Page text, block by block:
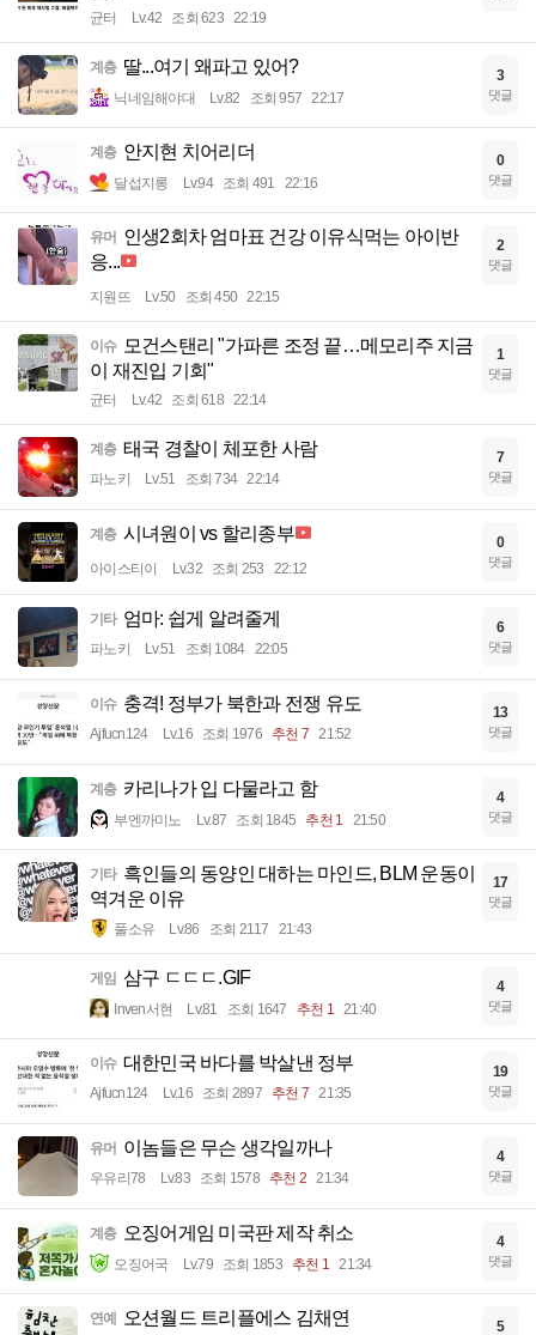
균터 Lv.42 조회 623 22:19
계층 딸...여기 왜파고 있어?
닉네임해야대 Lv.82 조회 957 22:17
3
댓글
계층 안지현 치어리더
달섭지롱 Lv.94 조회 491 22:16
0
댓글
유머 인생2회차 엄마표 건강 이유식먹는 아이반
응...
지원뜨 Lv.50 조회 450 22:15
2
댓글
이슈
모건스탠리 "가파른 조정 끝…메모리주 지금
이 재진입 기회"
균터 Lv.42 조회 618 22:14
1
댓글
계층 태국 경찰이 체포한 사람
파노키 Lv.51 조회 734 22:14
7
댓글
계층 시녀원이 vs 할리종부
아이스티이 Lv.32 조회 253 22:12
0
댓글
기타 엄마: 쉽게 알려줄게
파노키 Lv.51 조회 1084 22:05
6
댓글
이슈 충격! 정부가 북한과 전쟁 유도
Ajfucn124 Lv.16 조회 1976 추천 7 21:52
13
댓글
계층 카리나가 입 다물라고 함
부엔까미노 Lv.87 조회 1845 추천 1 21:50
4
댓글
기타 흑인들의 동양인 대하는 마인드, BLM 운동이
역겨운 이유
풀소유 Lv.86 조회 2117 21:43
17
댓글
게임 삼구 ㄷㄷㄷ.GIF
Inven서현 Lv.81 조회 1647 추천 1 21:40
4
댓글
이슈 대한민국 바다를 박살낸 정부
Ajfucn124 Lv.16 조회 2897 추천 7 21:35
19
댓글
유머 이놈들은 무슨 생각일까나
우유리78 Lv.83 조회 1578 추천 2 21:34
4
댓글
계층 오징어게임 미국판 제작 취소
오징어국 Lv.79 조회 1853 추천 1 21:34
4
댓글
연예 오션월드 트리플에스 김채연 5